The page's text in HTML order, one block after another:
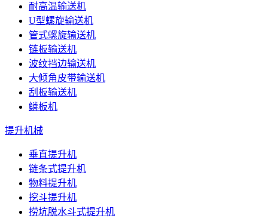
耐高温输送机
U型螺旋输送机
管式螺旋输送机
链板输送机
波纹挡边输送机
大倾角皮带输送机
刮板输送机
鳞板机
提升机械
垂直提升机
链条式提升机
物料提升机
挖斗提升机
捞坑脱水斗式提升机